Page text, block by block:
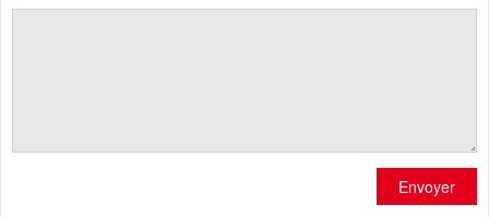
Envoyer